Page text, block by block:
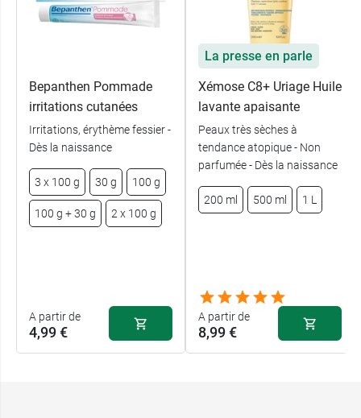
Bepanthen Pommade
irritations cutanées
Irritations, érythème fessier -
Dès la naissance
3 x 100 g 30 g 100 g
100 g + 30 g 2 x 100 g
A partir de
4,99 €
La presse en parle
Xémose C8+ Uriage Huile
lavante apaisante
Peaux très sèches à
tendance atopique - Non
parfumée - Dès la naissance
200 ml 500 ml 1 L
A partir de
8,99 €